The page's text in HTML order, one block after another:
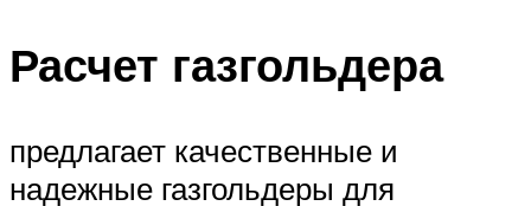
Расчет газгольдера
предлагает качественные и
надежные газгольдеры для